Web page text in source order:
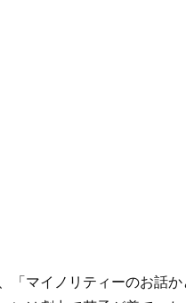
「マイノリティーのお話